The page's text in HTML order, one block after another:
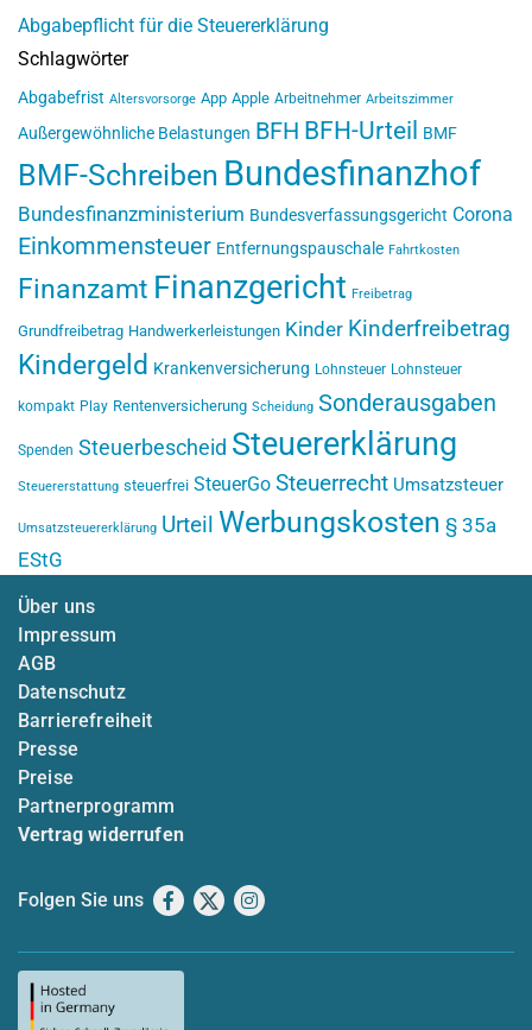
Abgabepflicht für die Steuererklärung
Schlagwörter
Abgabefrist Altersvorsorge App Apple Arbeitnehmer Arbeitszimmer
Außergewöhnliche Belastungen BFH BFH-Urteil BMF
BMF-Schreiben Bundesfinanzhof
Bundesfinanzministerium Bundesverfassungsgericht Corona
Einkommensteuer Entfernungspauschale Fahrtkosten
Finanzamt Finanzgericht Freibetrag
Grundfreibetrag Handwerkerleistungen Kinder Kinderfreibetrag
Kindergeld Krankenversicherung Lohnsteuer Lohnsteuer
kompakt Play Rentenversicherung Scheidung Sonderausgaben
Spenden Steuerbescheid Steuererklärung
Steuererstattung steuerfrei SteuerGo Steuerrecht Umsatzsteuer
Umsatzsteuererklärung Urteil Werbungskosten § 35a
EStG
Über uns
Impressum
AGB
Datenschutz
Barrierefreiheit
Presse
Preise
Partnerprogramm
Vertrag widerrufen
Folgen Sie uns Facebook
X Instagram